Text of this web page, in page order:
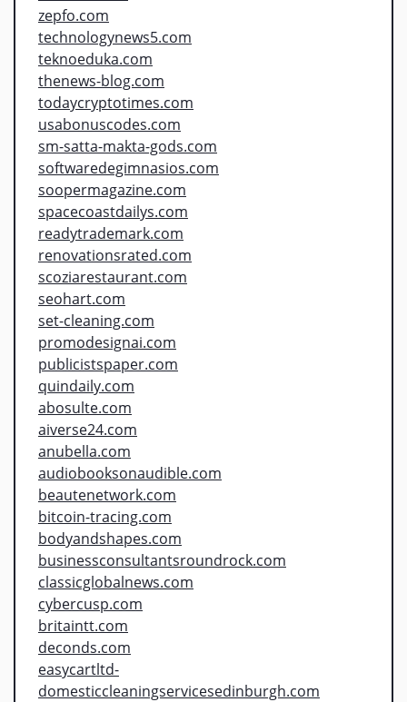
zepfo.com
technologynews5.com
teknoeduka.com
thenews-blog.com
todaycryptotimes.com
usabonuscodes.com
sm-satta-makta-gods.com
softwaredegimnasios.com
soopermagazine.com
spacecoastdailys.com
readytrademark.com
renovationsrated.com
scoziarestaurant.com
seohart.com
set-cleaning.com
promodesignai.com
publicistspaper.com
quindaily.com
abosulte.com
aiverse24.com
anubella.com
audiobooksonaudible.com
beautenetwork.com
bitcoin-tracing.com
bodyandshapes.com
businessconsultantsroundrock.com
classicglobalnews.com
cybercusp.com
britaintt.com
deconds.com
easycartltd-
domesticcleaningservicesedinburgh.com